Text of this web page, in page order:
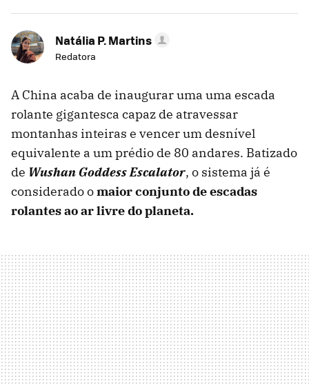
Natália P. Martins
Redatora
A China acaba de inaugurar uma uma escada
rolante gigantesca capaz de atravessar
montanhas inteiras e vencer um desnível
equivalente a um prédio de 80 andares. Batizado
de Wushan Goddess Escalator, o sistema já é
considerado omaior conjunto de escadas
rolantes ao ar livre do planeta.